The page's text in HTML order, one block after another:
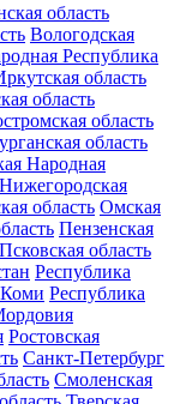
область
Вологодская
Республика
область
область
область
область
Народная
Нижегородская
область Омская
Пензенская
Псковская область
Республика
Республика
Ростовская
Санкт-Петербург
Смоленская